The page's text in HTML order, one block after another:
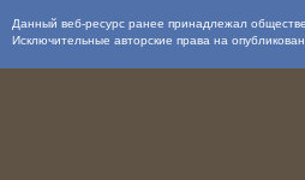
Данный веб-ресурс ранее принадлежал
Исключительные авторские права на